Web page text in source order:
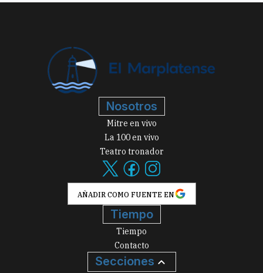
Nosotros
Mitre en vivo
La 100 en vivo
Teatro tronador
AÑADIR COMO FUENTE EN
Tiempo
Tiempo
Contacto
Secciones